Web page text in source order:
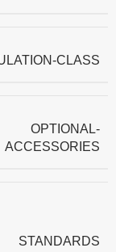
CLASS
OPTIONAL-
ACCESSORIES
STANDARDS